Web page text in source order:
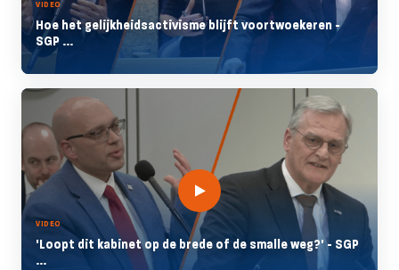
VIDEO
Hoe het gelijkheidsactivisme blijft voortwoekeren -
SGP ...
VIDEO
'Loopt dit kabinet op de brede of de smalle weg?' - SGP
...